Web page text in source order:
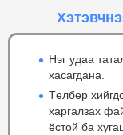
Нэг удаа
хасагдана.
Төлбөр
харгалзах
ёстой ба